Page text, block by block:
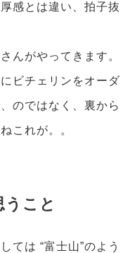
感とは違い、拍子抜
んがやってきます。
ビチェリンをオーダ
のではなく、裏から
これが。。
こと
ては “富士山”のよう